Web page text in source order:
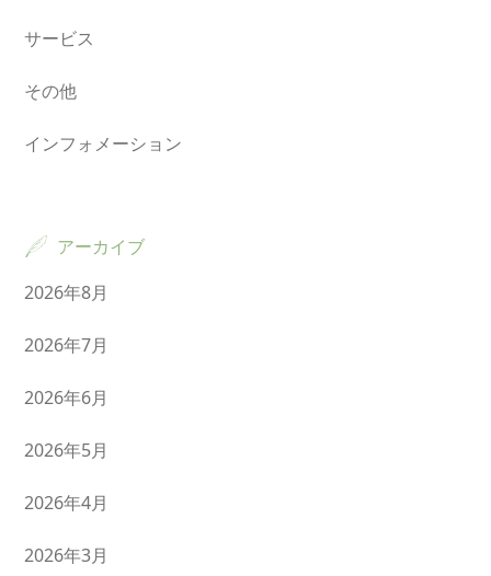
サービス
その他
インフォメーション
アーカイブ
2026年8月
2026年7月
2026年6月
2026年5月
2026年4月
2026年3月